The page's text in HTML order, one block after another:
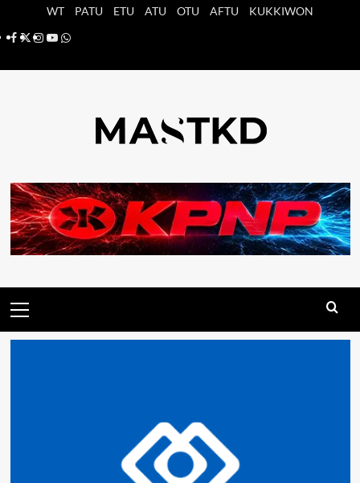
WT PATU ETU ATU OTU AFTU
KUKKIWON
Facebook
X Instagram
YouTube
Whatsapp
principal